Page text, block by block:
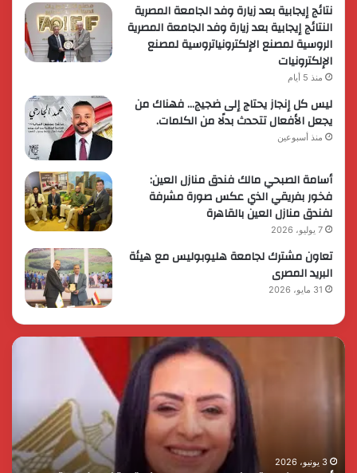
نتائج إيجابية بعد زيارة وفد الجامعة المصرية
النتائج إيجابية بعد زيارة وفد الجامعة المصرية
الروسية لمصنع الإلكترونياتروسية لمصنع
الإلكترونيات
منذ 5 أيام
ليس كل إنجاز يحتاج إلى ضجيج… فهناك من
يجعل الأفعال تتحدث بدلًا من الكلمات.
منذ أسبوعين
أسامة الصبحي مالك فندق منازل العين:
فخور بفريقي الذي عكس صورة مشرفة
لفندق منازل العين بالقاهرة
7 يوليو، 2026
تعاون مشترك لجامعة هليوبوليس مع هيئة
البريد المصرى
31 مايو، 2026
رئيس
التضامن
3 يونيو، 2026
في